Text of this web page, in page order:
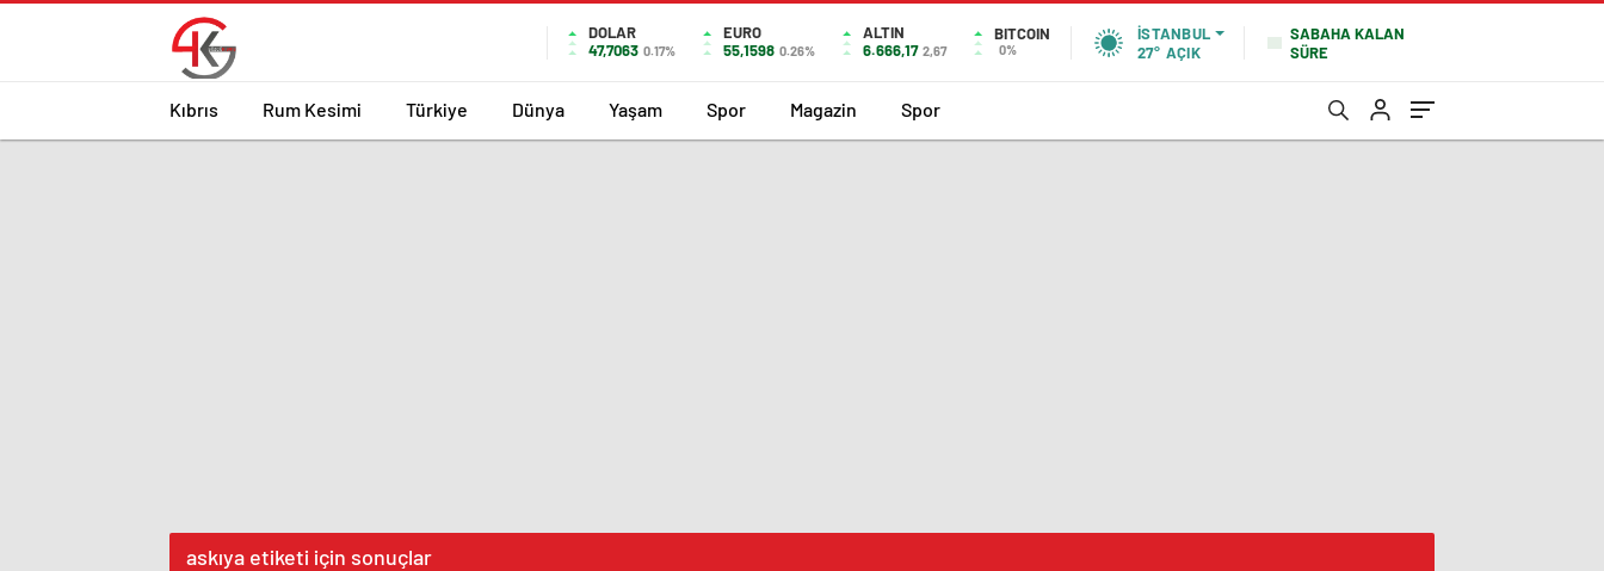
DOLAR
47,7063 0.17%
EURO
55,1598 0.26%
ALTIN
6.666,17 2,67
BITCOIN
0%
İSTANBUL
27° AÇIK
SABAHA KALAN
SÜRE
Kıbrıs Rum Kesimi Türkiye Dünya Yaşam Spor Magazin Spor
askıya etiketi için sonuçlar